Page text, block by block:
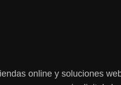
online y soluciones